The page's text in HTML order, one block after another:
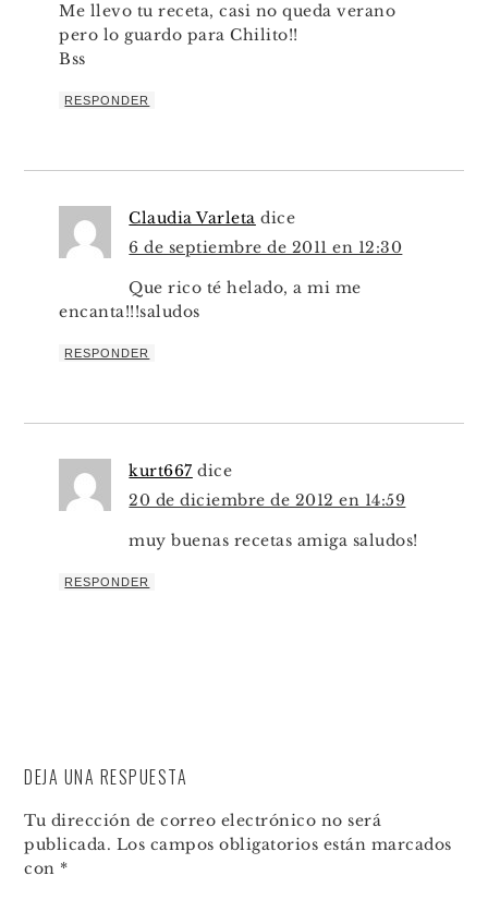
Me llevo tu receta, casi no queda verano
pero lo guardo para Chilito!!
Bss
RESPONDER
Claudia Varleta dice
6 de septiembre de 2011 en 12:30
Que rico té helado, a mi me
encanta!!!saludos
RESPONDER
kurt667 dice
20 de diciembre de 2012 en 14:59
muy buenas recetas amiga saludos!
RESPONDER
DEJA UNA RESPUESTA
Tu dirección de correo electrónico no será
publicada. Los campos obligatorios están marcados
con *